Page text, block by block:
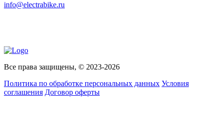
info@electrabike.ru
Все права защищены, © 2023-2026
Политика по обработке персональных данных Условия
соглашения Договор оферты